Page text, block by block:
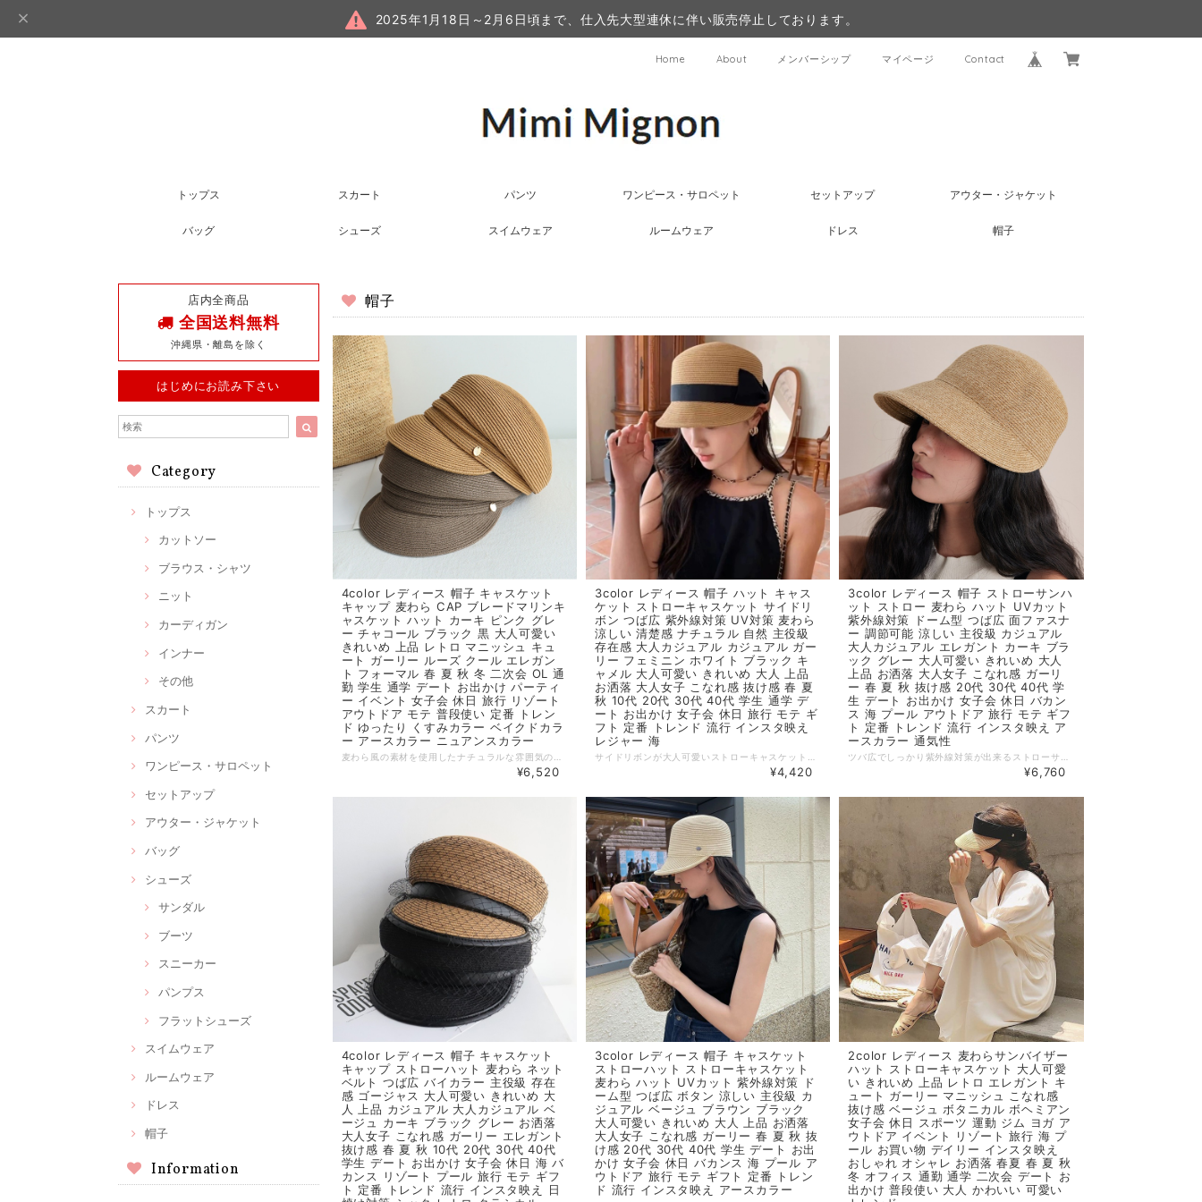
2025年1月18日～2月6日頃まで、仕入先大型連休に伴い販売停止しております。
Home About メンバーシップ マイページ Contact
トップス スカート パンツ ワンピース・サロペット セットアップ アウター・ジャケット
バッグ シューズ スイムウェア ルームウェア ドレス 帽子
店内全商品
全国送料無料
沖縄県・離島を除く
はじめにお読み下さい
Category
トップス
カットソー
ブラウス・シャツ
ニット
カーディガン
インナー
その他
スカート
パンツ
ワンピース・サロペット
セットアップ
アウター・ジャケット
バッグ
シューズ
サンダル
ブーツ
スニーカー
パンプス
フラットシューズ
スイムウェア
ルームウェア
ドレス
帽子
Information
帽子
4color レディース 帽子 キャスケット
キャップ 麦わら CAP ブレードマリンキ
ャスケット ハット カーキ ピンク グレ
ー チャコール ブラック 黒 大人可愛い
きれいめ 上品 レトロ マニッシュ キュ
ート ガーリー ルーズ クール エレガン
ト フォーマル 春 夏 秋 冬 二次会 OL 通
勤 学生 通学 デート お出かけ パーティ
ー イベント 女子会 休日 旅行 リゾート
アウトドア モテ 普段使い 定番 トレン
ド ゆったり くすみカラー ベイクドカラ
ー アースカラー ニュアンスカラー
¥6,520
3color レディース 帽子 ハット キャス
ケット ストローキャスケット サイドリ
ボン つば広 紫外線対策 UV対策 麦わら
涼しい 清楚感 ナチュラル 自然 主役級
存在感 大人カジュアル カジュアル ガー
リー フェミニン ホワイト ブラック キ
ャメル 大人可愛い きれいめ 大人 上品
お洒落 大人女子 こなれ感 抜け感 春 夏
秋 10代 20代 30代 40代 学生 通学 デ
ート お出かけ 女子会 休日 旅行 モテ ギ
フト 定番 トレンド 流行 インスタ映え
レジャー 海
¥4,420
3color レディース 帽子 ストローサンハ
ット ストロー 麦わら ハット UVカット
紫外線対策 ドーム型 つば広 面ファスナ
ー 調節可能 涼しい 主役級 カジュアル
大人カジュアル エレガント カーキ ブラ
ック グレー 大人可愛い きれいめ 大人
上品 お洒落 大人女子 こなれ感 ガーリ
ー 春 夏 秋 抜け感 20代 30代 40代 学
生 デート お出かけ 女子会 休日 バカン
ス 海 プール アウトドア 旅行 モテ ギフ
ト 定番 トレンド 流行 インスタ映え ア
ースカラー 通気性
¥6,760
4color レディース 帽子 キャスケット
キャップ ストローハット 麦わら ネット
ベルト つば広 バイカラー 主役級 存在
感 ゴージャス 大人可愛い きれいめ 大
人 上品 カジュアル 大人カジュアル ベ
ージュ カーキ ブラック グレー お洒落
大人女子 こなれ感 ガーリー エレガント
抜け感 春 夏 秋 10代 20代 30代 40代
学生 デート お出かけ 女子会 休日 海 バ
カンス リゾート プール 旅行 モテ ギフ
ト 定番 トレンド 流行 インスタ映え 日
3color レディース 帽子 キャスケット
ストローハット ストローキャスケット
麦わら ハット UVカット 紫外線対策 ド
ーム型 つば広 ボタン 涼しい 主役級 カ
ジュアル ベージュ ブラウン ブラック
大人可愛い きれいめ 大人 上品 お洒落
大人女子 こなれ感 ガーリー 春 夏 秋 抜
け感 20代 30代 40代 学生 デート お出
かけ 女子会 休日 バカンス 海 プール ア
ウトドア 旅行 モテ ギフト 定番 トレン
ド 流行 インスタ映え アースカラー
2color レディース 麦わらサンバイザー
ハット ストローキャスケット 大人可愛
い きれいめ 上品 レトロ エレガント キ
ュート ガーリー マニッシュ こなれ感
抜け感 ベージュ ボタニカル ボヘミアン
女子会 休日 スポーツ 運動 ジム ヨガ ア
ウトドア イベント リゾート 旅行 海 プ
ール お買い物 デイリー インスタ映え
おしゃれ オシャレ お洒落 春夏 春 夏 秋
冬 オフィス 通勤 通学 二次会 デート お
出かけ 普段使い 大人 かわいい 可愛い